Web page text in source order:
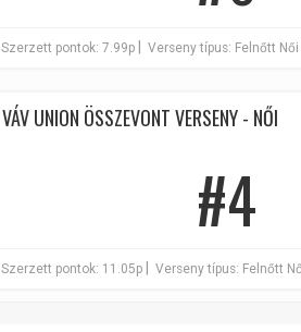
Szerzett pontok: 7.99p Verseny típus: Felnőtt Női
VÁV UNION ÖSSZEVONT VERSENY - NŐI
#4
Szerzett pontok: 11.05p Verseny típus: Felnőtt